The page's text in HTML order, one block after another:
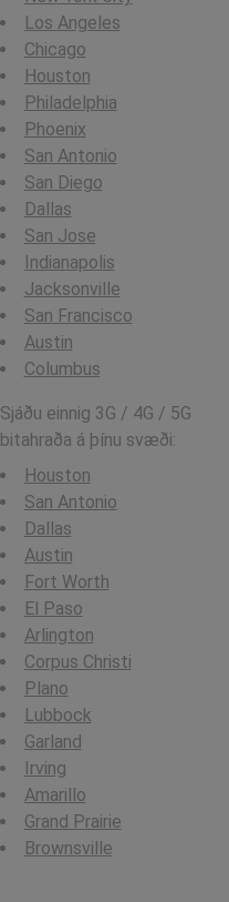
Los Angeles
Chicago
Houston
Philadelphia
Phoenix
San Antonio
San Diego
Dallas
San Jose
Indianapolis
Jacksonville
San Francisco
Austin
Columbus
Sjáðu einnig 3G / 4G / 5G
bitahraða á þínu svæði:
Houston
San Antonio
Dallas
Austin
Fort Worth
El Paso
Arlington
Corpus Christi
Plano
Lubbock
Garland
Irving
Amarillo
Grand Prairie
Brownsville